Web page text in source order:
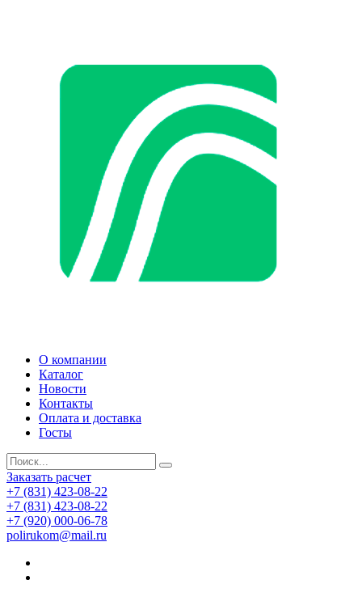
О компании
Каталог
Новости
Контакты
Оплата и доставка
Госты
Заказать расчет
+7 (831) 423-08-22
+7 (831) 423-08-22
+7 (920) 000-06-78
polirukom@mail.ru